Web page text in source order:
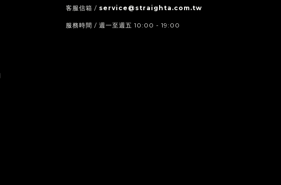
客服信箱 / service@straighta.com.tw
服務時間 / 週一至週五 10:00 - 19:00